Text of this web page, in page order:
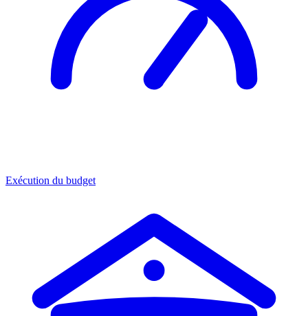
Exécution du budget